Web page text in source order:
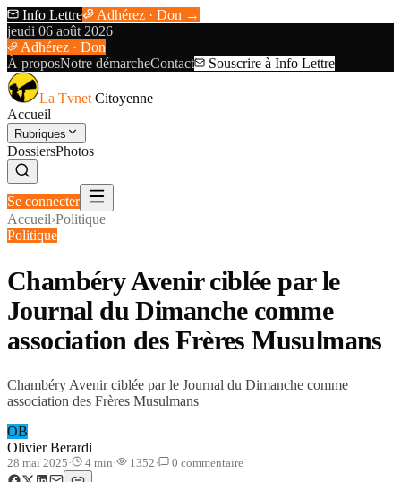
Info Lettre
Adhérez · Don →
jeudi 06 août 2026
Adhérez · Don
À proposNotre démarcheContact Souscrire à Info Lettre
La Tvnet Citoyenne
Accueil
Rubriques
DossiersPhotos
Se connecter
Accueil›Politique
Politique
Chambéry Avenir ciblée par le
Journal du Dimanche comme
association des Frères Musulmans
Chambéry Avenir ciblée par le Journal du Dimanche comme
association des Frères Musulmans
OB
Olivier Berardi
28 mai 2025· 4 min· 1352· 0 commentaire